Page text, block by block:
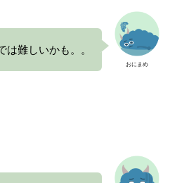
おにまめ
は難しいかも。。